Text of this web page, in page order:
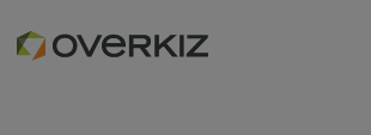
Du befindest dich im Blogarchiv von
Seiten